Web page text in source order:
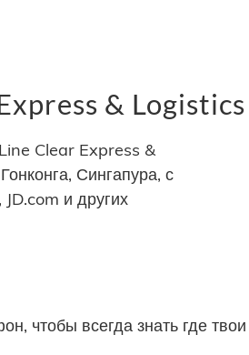
& Logistics
Clear Express &
Сингапура, с
и других
чтобы всегда знать где